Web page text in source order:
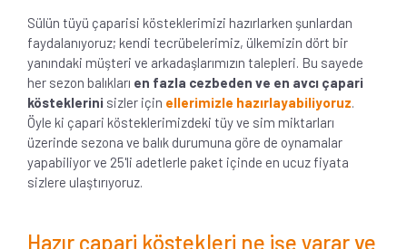
Sülün tüyü çaparisi kösteklerimizi hazırlarken şunlardan
faydalanıyoruz; kendi tecrübelerimiz, ülkemizin dört bir
yanındaki müşteri ve arkadaşlarımızın talepleri. Bu sayede
her sezon balıkları en fazla cezbeden ve en avcı çapari
kösteklerini sizler için ellerimizle hazırlayabiliyoruz
Öyle ki çapari kösteklerimizdeki tüy ve sim miktarları
üzerinde sezona ve balık durumuna göre de oynamalar
yapabiliyor ve 25'li adetlerle paket içinde en ucuz fiyata
sizlere ulaştırıyoruz.
Hazır çapari köstekleri ne işe yarar ve